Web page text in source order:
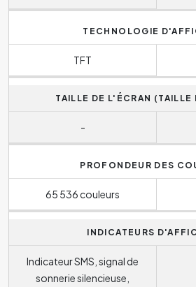
TECHNOLOGIE
TFT
TAILLE DE L'ÉCRAN (TAILLE
-
PROFONDEUR DES
65 536 couleurs
INDICATEURS
Indicateur SMS, signal de
sonnerie silencieuse,